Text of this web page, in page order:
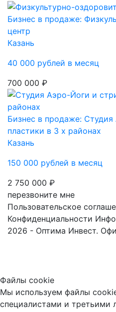
Бизнес в продаже:
центр
Казань
40 000 рублей в месяц
700 000 ₽
Бизнес в продаже:
пластики в 3 х районах
Казань
150 000 рублей в месяц
2 750 000 ₽
перезвоните мне
Пользовательское
Конфиденциальности
2026 - Оптима Инвест.
Файлы cookie
Мы используем файлы
специалистами и третьими